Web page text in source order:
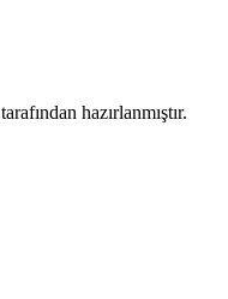
tarafından hazırlanmıştır.